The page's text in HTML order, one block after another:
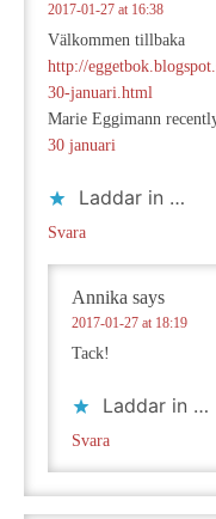
2017-01-27 at 16:38
Välkommen tillbaka
http://
30-januari.html
Marie Eggimann
30 januari
Laddar in …
Svara
Annika says
2017-01-27 at 18:19
Tack!
Laddar in …
Svara